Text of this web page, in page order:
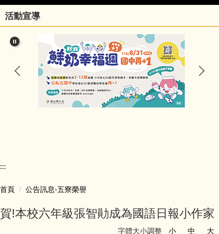
資訊分類清單
細說五寮
行政處室
公告訊息
活動宣導
:::
首頁 公告訊息-五寮榮譽
賀!本校六年級張智勛成為國語日報小作家
字體大小調整 小 中
大